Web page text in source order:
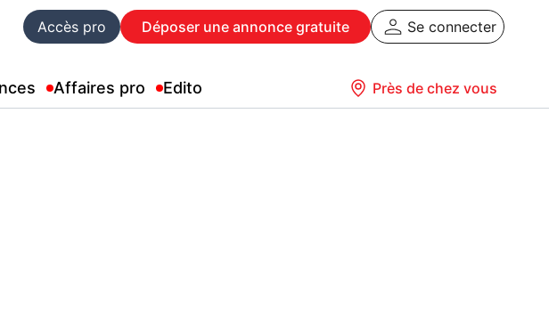
Accès pro Déposer une annonce gratuite Se connecter
Affaires pro Edito Près de chez vous